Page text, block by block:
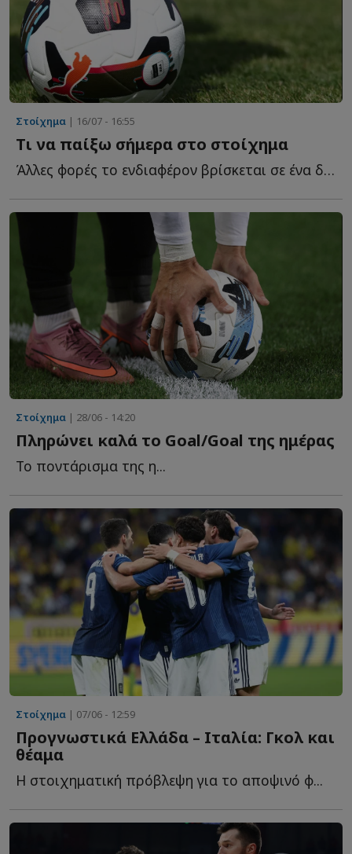
Στοίχημα | 16/07 - 16:55
Τι να παίξω σήμερα στο στοίχημα
Άλλες φορές το ενδιαφέρον βρίσκεται σε ένα δυνατό φαβορί, ά...
Στοίχημα | 28/06 - 14:20
Πληρώνει καλά το Goal/Goal της ημέρας
Το ποντάρισμα της η...
Στοίχημα | 07/06 - 12:59
Προγνωστικά Ελλάδα – Ιταλία: Γκολ και
θέαμα
Η στοιχηματική πρόβλεψη για το αποψινό φ...